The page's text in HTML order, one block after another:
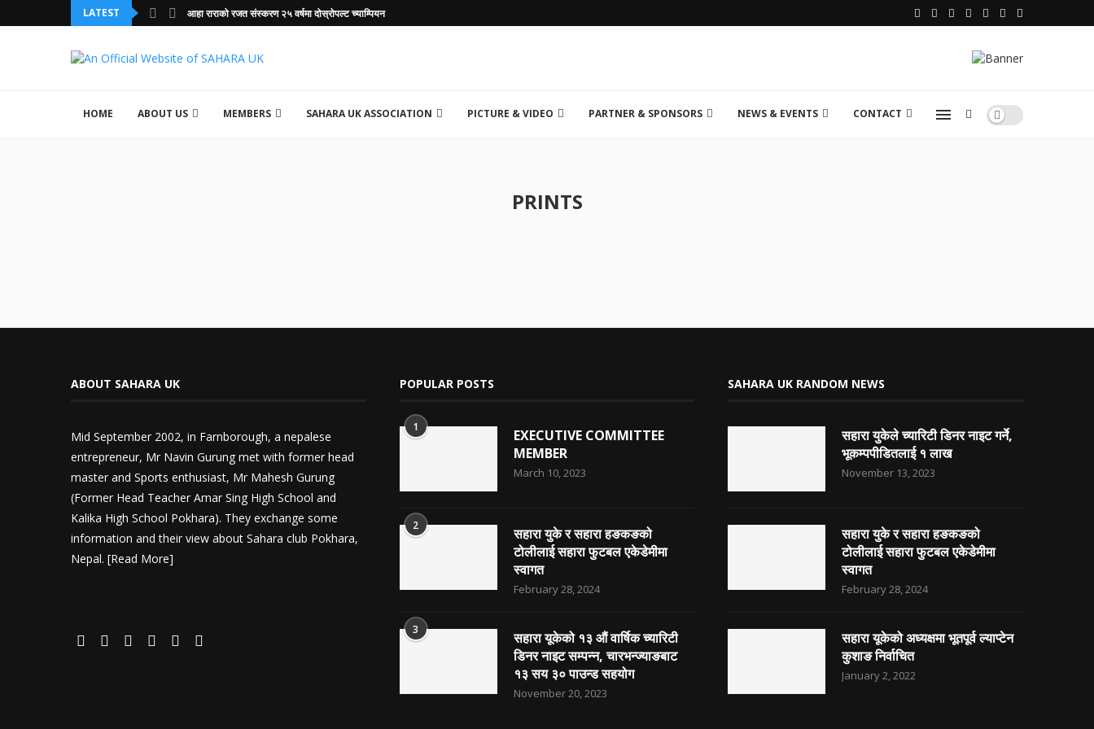
LATEST आहा राराको रजत संस्करण २५ वर्षमा दोस्रोपल्ट च्याम्पियन
HOME ABOUT US MEMBERS SAHARA UK ASSOCIATION PICTURE & VIDEO PARTNER & SPONSORS NEWS & EVENTS CONTACT
PRINTS
ABOUT SAHARA UK
Mid September 2002, in Farnborough, a nepalese
entrepreneur, Mr Navin Gurung met with former head
master and Sports enthusiast, Mr Mahesh Gurung
(Former Head Teacher Amar Sing High School and
Kalika High School Pokhara). They exchange some
information and their view about Sahara club Pokhara,
Nepal. [Read More]
POPULAR POSTS
1
EXECUTIVE COMMITTEE
MEMBER
March 10, 2023
2
सहारा युके र सहारा हङकङको
टोलीलाई सहारा फुटबल एकेडेमीमा
स्वागत
February 28, 2024
3
सहारा यूकेको १३ औं वार्षिक च्यारिटी
डिनर नाइट सम्पन्न, चारभन्ज्याङबाट
१३ सय ३० पाउन्ड सहयोग
November 20, 2023
SAHARA UK RANDOM NEWS
सहारा युकेले च्यारिटी डिनर नाइट गर्ने,
भूकम्पपीडितलाई १ लाख
November 13, 2023
सहारा युके र सहारा हङकङको
टोलीलाई सहारा फुटबल एकेडेमीमा
स्वागत
February 28, 2024
सहारा यूकेको अध्यक्षमा भूतपूर्व ल्याप्टेन
कुशाङ निर्वाचित
January 2, 2022